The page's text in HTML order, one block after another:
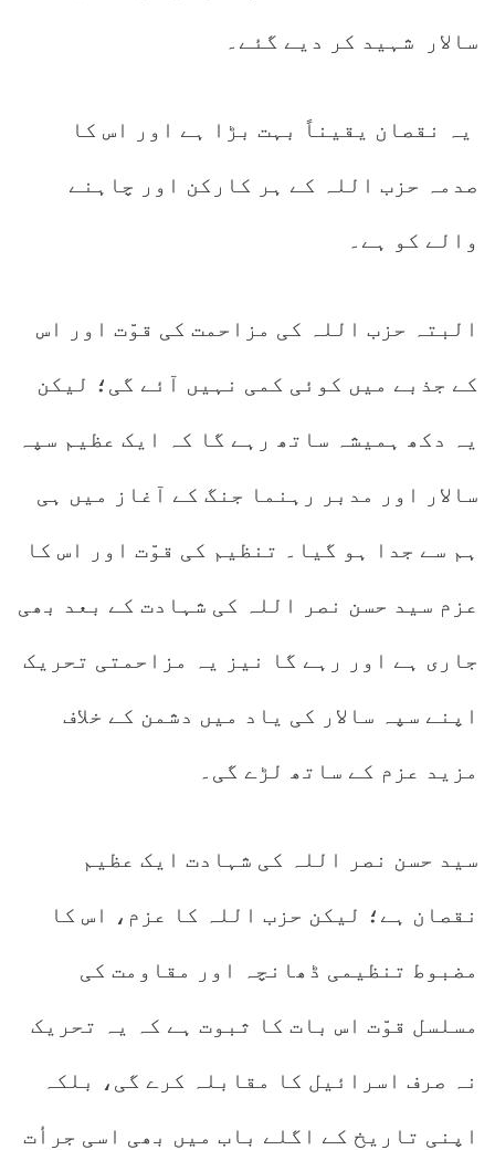
سالار شہید کر دیے گئے۔
یہ نقصان یقیناً بہت بڑا ہے اور اس کا
صدمہ حزب اللہ کے ہر کارکن اور چاہنے
والے کو ہے۔
البتہ حزب اللہ کی مزاحمت کی قوّت اور اس
کے جذبے میں کوئی کمی نہیں آئے گی؛ لیکن
یہ دکھ ہمیشہ ساتھ رہے گا کہ ایک عظیم سپہ
سالار اور مدبر رہنما جنگ کے آغاز میں ہی
ہم سے جدا ہو گیا۔ تنظیم کی قوّت اور اس کا
عزم سید حسن نصر اللہ کی شہادت کے بعد بھی
جاری ہے اور رہے گا نیز یہ مزاحمتی تحریک
اپنے سپہ سالار کی یاد میں دشمن کے خلاف
مزید عزم کے ساتھ لڑے گی۔
سید حسن نصر اللہ کی شہادت ایک عظیم
نقصان ہے؛ لیکن حزب اللہ کا عزم، اس کا
مضبوط تنظیمی ڈھانچہ اور مقاومت کی
مسلسل قوّت اس بات کا ثبوت ہے کہ یہ تحریک
نہ صرف اسرائیل کا مقابلہ کرے گی، بلکہ
اپنی تاریخ کے اگلے باب میں بھی اسی جرأت